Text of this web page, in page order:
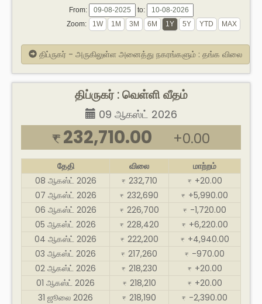
From:
to:
Zoom:
திப்ருகர் - அருகிலுள்ள அனைத்து நகரங்களும் : தங்க விலை
திப்ருகர் : வெள்ளி வீதம்
09 ஆகஸ்ட் 2026
₹ 232,710.00 +0.00
தேதி விலை
மாற்றம்
08 ஆகஸ்ட் 2026
₹ 232,710 ₹ +20.00
07 ஆகஸ்ட் 2026
₹ 232,690 ₹ +5,990.00
06 ஆகஸ்ட் 2026
₹ 226,700 ₹ -1,720.00
05 ஆகஸ்ட் 2026
₹ 228,420 ₹ +6,220.00
04 ஆகஸ்ட் 2026
₹ 222,200 ₹ +4,940.00
03 ஆகஸ்ட் 2026
₹ 217,260 ₹ -970.00
02 ஆகஸ்ட் 2026
₹ 218,230 ₹ +20.00
01 ஆகஸ்ட் 2026
₹ 218,210 ₹ +20.00
31 ஜூலை 2026
₹ 218,190 ₹ -2,390.00